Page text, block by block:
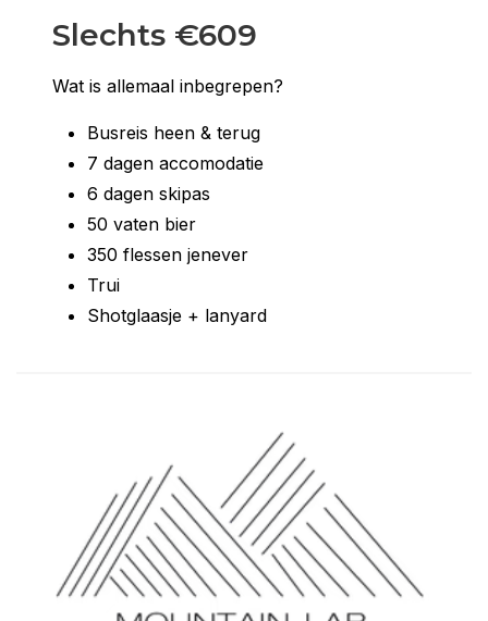
Slechts €609
Wat is allemaal inbegrepen?
Busreis heen & terug
7 dagen accomodatie
6 dagen skipas
50 vaten bier
350 flessen jenever
Trui
Shotglaasje + lanyard